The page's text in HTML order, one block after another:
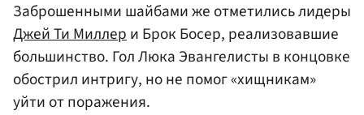
Заброшенными шайбами же отметились лидеры
Джей Ти Миллери Брок Босер, реализовавшие
большинство. Гол Люка Эвангелисты в концовке
обострил интригу, но не помог «хищникам»
уйти от поражения.